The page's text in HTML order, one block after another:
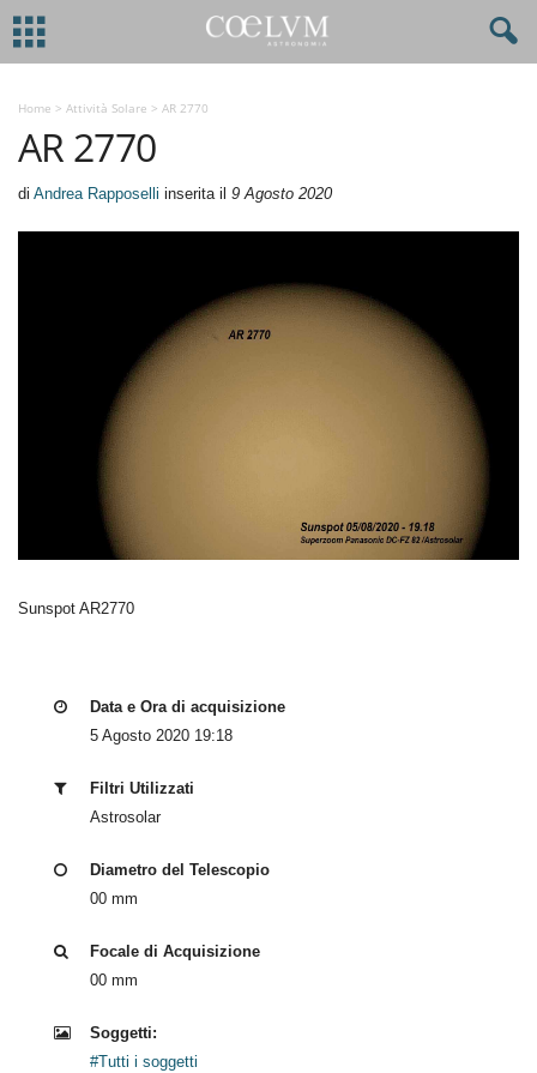
Home > Attività Solare > AR 2770
AR 2770
di Andrea Rapposelli inserita il 9 Agosto 2020
Sunspot AR2770
Data e Ora di acquisizione
5 Agosto 2020 19:18
Filtri Utilizzati
Astrosolar
Diametro del Telescopio
00 mm
Focale di Acquisizione
00 mm
Soggetti:
#Tutti i soggetti